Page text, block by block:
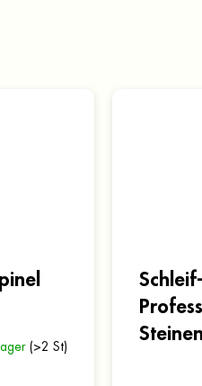
(>2 St)
Steinen